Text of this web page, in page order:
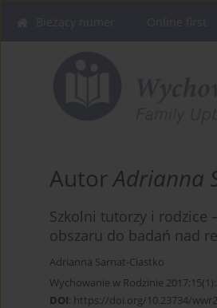
AutorAdrianna
Szkolni tutorzy i rodzice
obszaru do badań nad
Adrianna Sarnat-Ciastko
Wychowanie w Rodzinie
DOI: https://doi.org/10.23734/